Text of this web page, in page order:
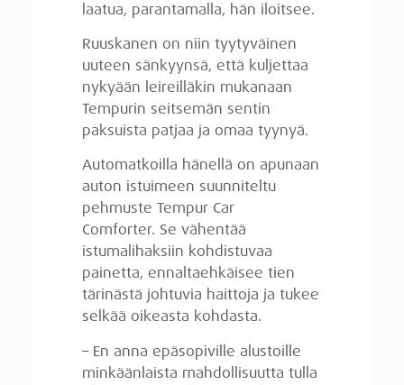
laatua, parantamalla, hän iloitsee.
Ruuskanen on niin tyytyväinen
uuteen sänkyynsä, että kuljettaa
nykyään leireilläkin mukanaan
Tempurin seitsemän sentin
paksuista patjaa ja omaa tyynyä.
Automatkoilla hänellä on apunaan
auton istuimeen suunniteltu
pehmuste Tempur Car
Comforter. Se vähentää
istumalihaksiin kohdistuvaa
painetta, ennaltaehkäisee tien
tärinästä johtuvia haittoja ja tukee
selkää oikeasta kohdasta.
– En anna epäsopiville alustoille
minkäänlaista mahdollisuutta tulla